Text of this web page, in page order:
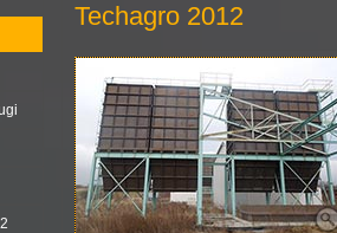
Techagro 2012